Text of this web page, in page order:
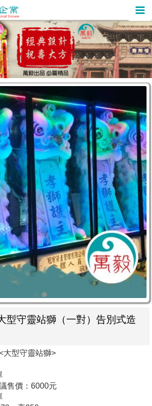
型守靈站獅（一對）告別式造
大型守靈站獅>
售價：6000元